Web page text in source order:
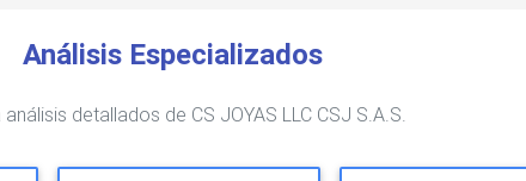
Análisis Especializados
detallados de CS JOYAS LLC CSJ S.A.S.